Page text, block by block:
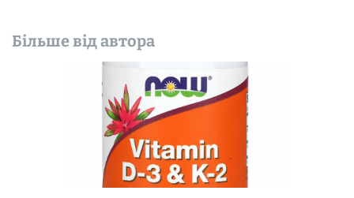
Більше від автора